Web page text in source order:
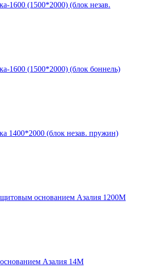
1600 (1500*2000) (блок незав.
1600 (1500*2000) (блок боннель)
1400*2000 (блок незав. пружин)
основанием Азалия 1200М
Азалия 14М